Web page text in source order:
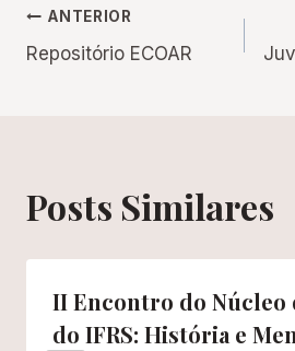
Navegação
de
ANTERIOR
Repositório ECOAR
Posts Similares
II Encontro do Núcleo
do IFRS: História e